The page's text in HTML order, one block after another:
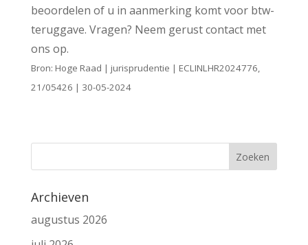
beoordelen of u in aanmerking komt voor btw-
teruggave. Vragen? Neem gerust contact met
ons op.
Bron: Hoge Raad | jurisprudentie | ECLINLHR2024776,
21/05426 | 30-05-2024
Archieven
augustus 2026